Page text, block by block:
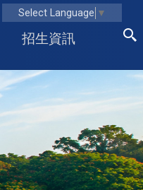
Select Language ▼
招生資訊